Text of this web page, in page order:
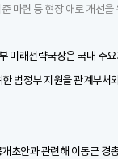
마련 등 현장 애로 개선
미래전략국장은 국내 주
범정부 지원을 관계부처
초안과 관련해 이동근 경